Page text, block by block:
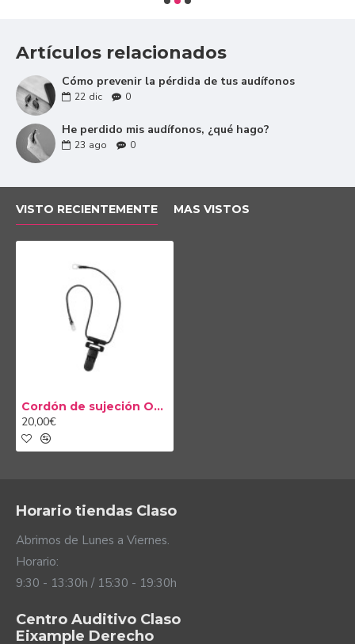
Fácil de utilizar.
Cómodo y seguro.
Ideal para deportistas y niños.
Artículos relacionados
Cómo prevenir la pérdida de tus audífonos
22 dic 0
He perdido mis audífonos, ¿qué hago?
23 ago 0
VISTO RECIENTEMENTE MAS VISTOS
Cordón de sujeción Otoclip
20,00€
Horario tiendas Claso
Abrimos de Lunes a Viernes.
Horario:
9:30 - 13:30h / 15:30 - 19:30h
Centro Auditivo Claso
Eixample Derecho